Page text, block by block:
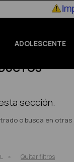
ADOLESCENTE
sección.
o busca en
Quitar filtros